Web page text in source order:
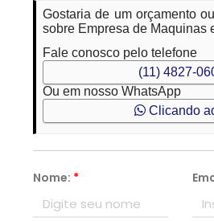
Gostaria de um orçamento
sobre Empresa de Maquinas
Fale conosco pelo telefone
(11) 4827-
Ou em nosso WhatsApp
Clicando
Nome: *